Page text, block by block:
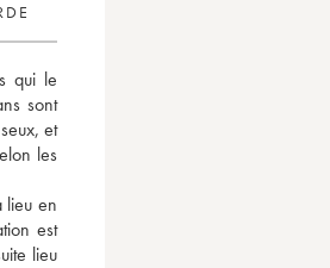
qui le
sont
et
les
lieu en
est
lieu